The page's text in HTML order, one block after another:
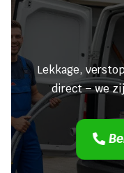
Heeft u
Lekkage,
direct – we